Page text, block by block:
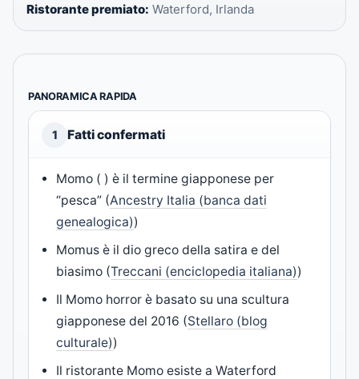
Ristorante premiato: Waterford, Irlanda
PANORAMICA RAPIDA
1 Fatti confermati
Momo ( ) è il termine giapponese per
“pesca” (Ancestry Italia (banca dati
genealogica))
Momus è il dio greco della satira e del
biasimo (Treccani (enciclopedia italiana))
Il Momo horror è basato su una scultura
giapponese del 2016 (Stellaro (blog
culturale))
Il ristorante Momo esiste a Waterford